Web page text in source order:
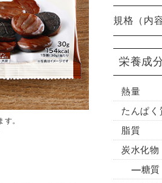
。
規格（内
栄養成
熱量
たんぱく
脂質
炭水化物
糖質